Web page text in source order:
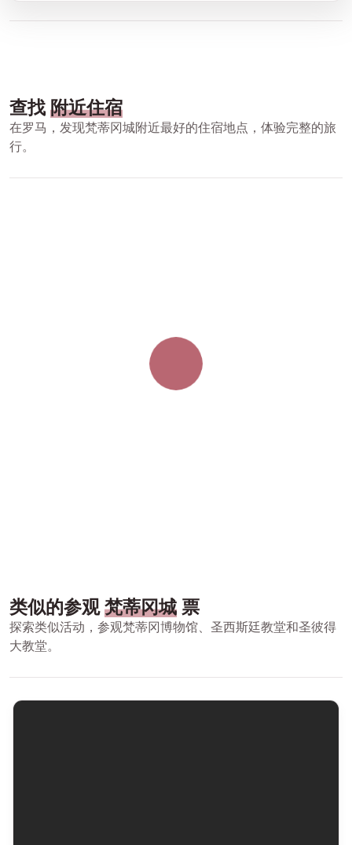
查找 附近住宿
在罗马，发现梵蒂冈城附近最好的住宿地点，体验完整的旅
行。
类似的参观梵蒂冈城 票
探索类似活动，参观梵蒂冈博物馆、圣西斯廷教堂和圣彼得
大教堂。